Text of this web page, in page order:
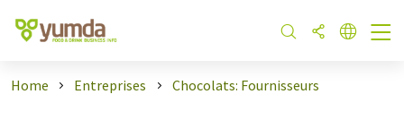
Home Entreprises Chocolats: Fournisseurs